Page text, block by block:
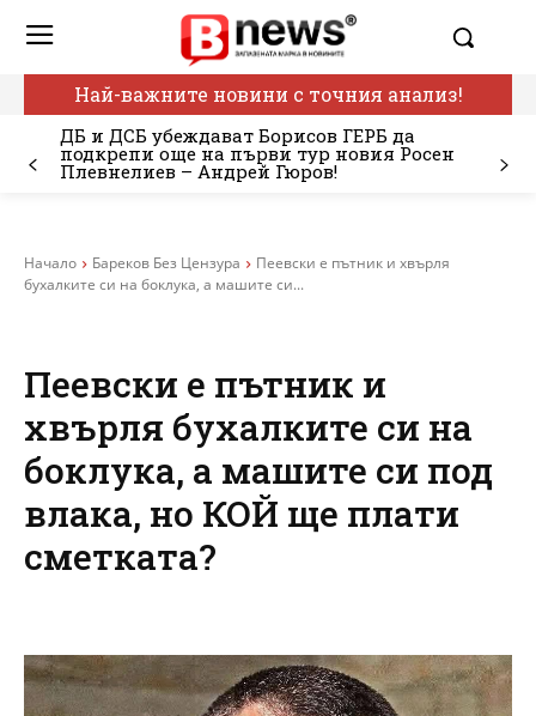
Най-важните новини с точния анализ!
ДБ и ДСБ убеждават Борисов ГЕРБ да
подкрепи още на първи тур новия Росен
Плевнелиев – Андрей Гюров!
Начало Бареков Без Цензура
Пеевски е пътник и хвърля
бухалките си на боклука, а машите си...
Пеевски е пътник и
хвърля бухалките си на
боклука, а машите си под
влака, но КОЙ ще плати
сметката?